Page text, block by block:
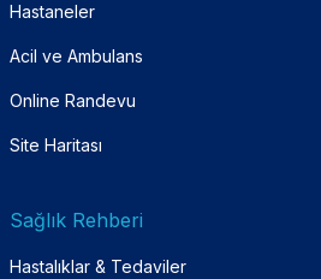
Hastaneler
Acil ve Ambulans
Online Randevu
Site Haritası
Sağlık Rehberi
Hastalıklar & Tedaviler